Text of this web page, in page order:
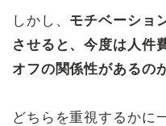
しかし、 モチベーショ
させると、今度は人件
オフの関係性があるの
どちらを重視するかに